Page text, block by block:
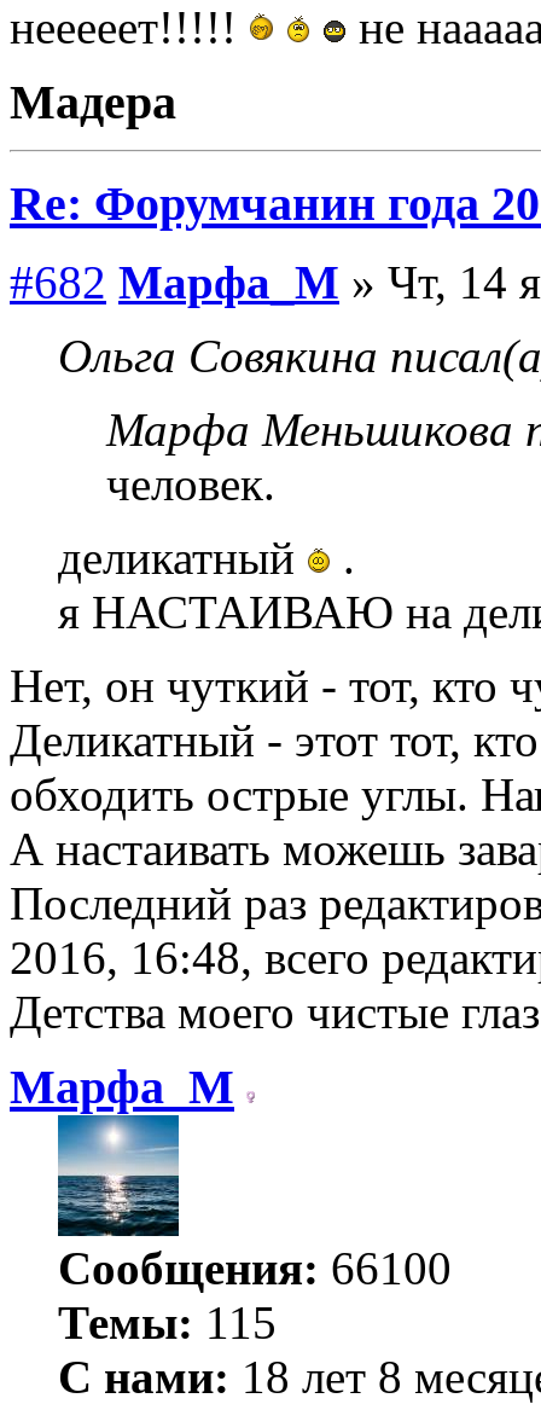
нееееет!!!!!
не
Мадера
Re: Форумчанин
#682 Марфа_М » Чт, 14
Ольга Совякина
Марфа Меньшикова
человек.
деликатный
.
я НАСТАИВАЮ на
Нет, он чуткий - тот, кто
Деликатный - этот тот,
обходить острые углы.
А настаивать можешь
Последний раз
2016, 16:48, всего
Детства моего чистые
Марфа_М
Сообщения: 66100
Темы: 115
С нами: 18 лет 8